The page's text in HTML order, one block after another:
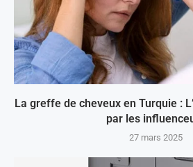
La greffe de cheveux en Turquie :
par les
27 mars 2025